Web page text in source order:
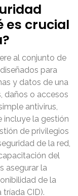
es crucial
al conjunto de
para
y datos de una
daños o accesos
antivirus,
incluye la gestión
de privilegios
de la red,
del
asegurar la
de la
CID).